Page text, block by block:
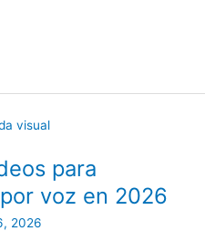
para
voz en 2026
2026